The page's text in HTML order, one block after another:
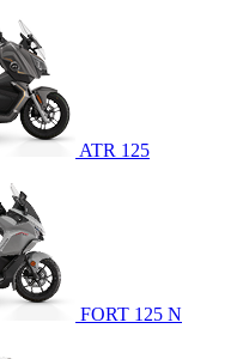
ATR 125
FORT 125 N